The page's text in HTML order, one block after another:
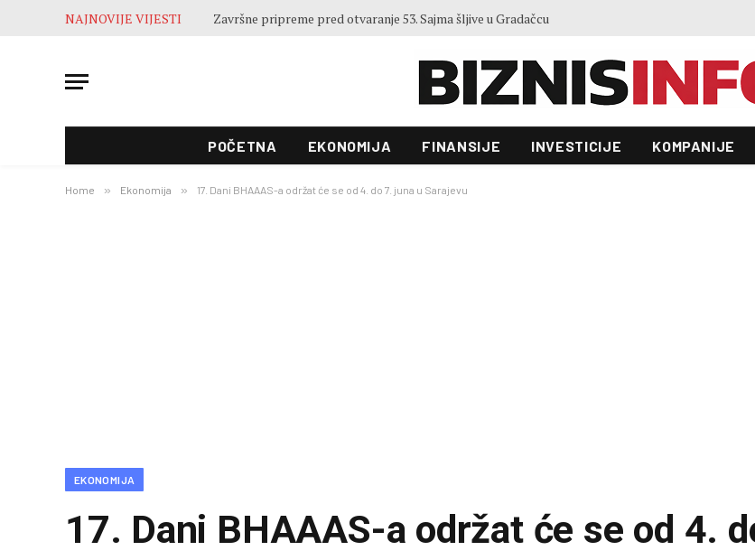
NAJNOVIJE VIJESTI Završne pripreme pred otvaranje 53. Sajma šljive u Gradačcu
POČETNA EKONOMIJA FINANSIJE INVESTICIJE KOMPANIJE
Home » Ekonomija » 17. Dani BHAAAS-a održat će se od 4. do 7. juna u Sarajevu
EKONOMIJA
17. Dani BHAAAS-a održat će se od 4.